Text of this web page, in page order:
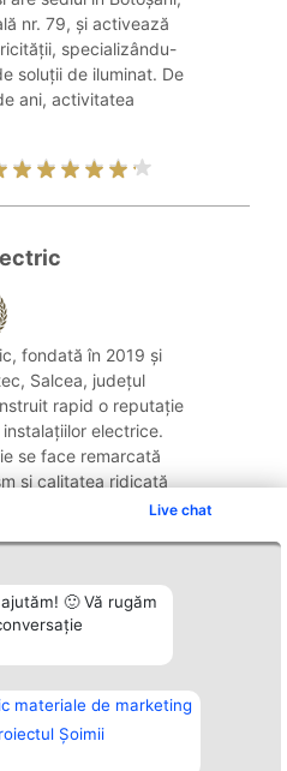
Live chat
🙂 Vă rugăm
materiale de marketing
Șoimii
nr. 79, și activează
specializându-
soluții de iluminat. De
ani, activitatea
fondată în 2019 și
Salcea, județul
rapid o reputație
electrice.
se face remarcată
și calitatea ridicată
de